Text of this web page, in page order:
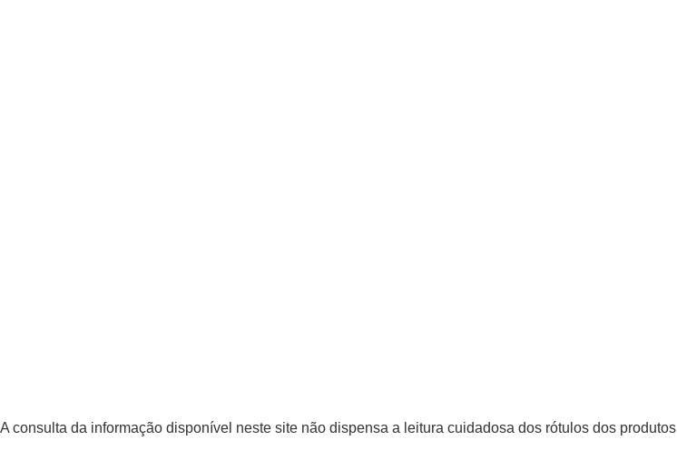
A consulta da informação disponível neste site não dispensa a leitura cuidadosa dos rótulos dos produtos